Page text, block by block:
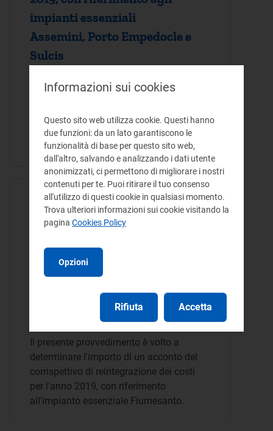
impianti essenziali
Assemini, Porto Empedocle e
Sulcis
Il presente provvedimento è volto a
corrispettivo di reintegrazione dei costi
per l'anno 2019, con riferimento agli
impianti essenziali Assemini, Porto…
ATTO DELIBERA - 19/11/2019
Disposizioni in merito
di reintegrazione per l’anno
2019, relativo all’impianto di
produzione essenziale
Il presente provvedimento è volto a
determinare l'importo di un acconto del
corrispettivo di reintegrazione dei costi
per l'anno 2019, con riferimento
all'impianto essenziale Fiumesanto.
Informazioni sui cookies
Questo sito web utilizza cookie. Questi hanno
due funzioni: da un lato garantiscono le
funzionalità di base per questo sito web,
dall'altro, salvando e analizzando i dati utente
anonimizzati, ci permettono di migliorare i nostri
contenuti per te. Puoi ritirare il tuo consenso
all'utilizzo di questi cookie in qualsiasi momento.
Trova ulteriori informazioni sui cookie visitando la
pagina Cookies Policy
Opzioni
Rifiuta Accetta